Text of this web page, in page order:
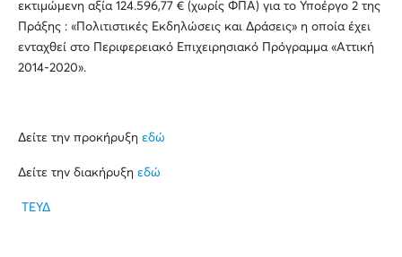
εκτιμώμενη αξία 124.596,77 € (χωρίς ΦΠΑ) για το Υποέργο 2 της
Πράξης : «Πολιτιστικές Εκδηλώσεις και Δράσεις» η οποία έχει
ενταχθεί στο Περιφερειακό Επιχειρησιακό Πρόγραμμα «Αττική
2014-2020».
Δείτε την προκήρυξη εδώ
Δείτε την διακήρυξη εδώ
ΤΕΥΔ